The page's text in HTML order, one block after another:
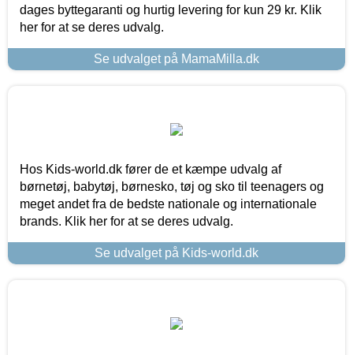
dages byttegaranti og hurtig levering for kun 29 kr. Klik
her for at se deres udvalg.
Se udvalget på MamaMilla.dk
Hos Kids-world.dk fører de et kæmpe udvalg af
børnetøj, babytøj, børnesko, tøj og sko til teenagers og
meget andet fra de bedste nationale og internationale
brands. Klik her for at se deres udvalg.
Se udvalget på Kids-world.dk